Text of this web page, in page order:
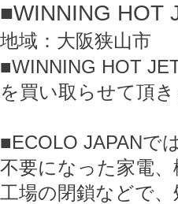
■WINNING HOT
地域：大阪狭山市
■WINNING HOT
を買い取らせて頂き
■ECOLO JAPANで
不要になった家電
工場の閉鎖などで